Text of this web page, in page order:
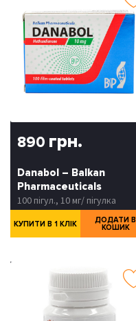
890 грн.
Danabol – Balkan
Pharmaceuticals
100 пігул., 10 мг/ пігулка
КУПИТИ В 1 КЛІК
ДОДАТИ В
КОШИК